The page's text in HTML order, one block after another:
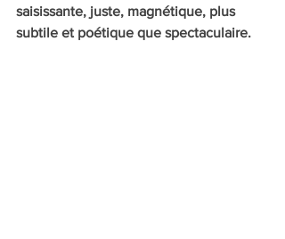
saisissante, juste, magnétique, plus
subtile et poétique que spectaculaire.